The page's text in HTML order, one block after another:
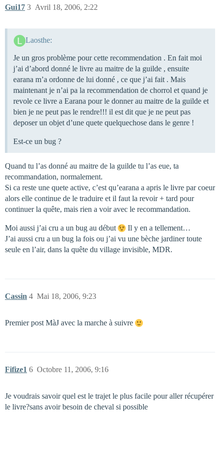
Gui17 Avril 18, 2006, 2:22
3
Laosthe:
Je un gros problème pour cette recommendation . En fait moi
j’ai d’abord donné le livre au maitre de la guilde , ensuite
earana m’a ordonne de lui donné , ce que j’ai fait . Mais
maintenant je n’ai pa la recommendation de chorrol et quand je
revole ce livre a Earana pour le donner au maitre de la guilde et
bien je ne peut pas le rendre!!! il est dit que je ne peut pas
deposer un objet d’une quete quelquechose dans le genre !
Est-ce un bug ?
Quand tu l’as donné au maitre de la guilde tu l’as eue, ta
recommandation, normalement.
Si ca reste une quete active, c’est qu’earana a apris le livre par coeur
alors elle continue de le traduire et il faut la revoir + tard pour
continuer la quête, mais rien a voir avec le recommandation.
Moi aussi j’ai cru a un bug au début
Il y en a tellement…
J’ai aussi cru a un bug la fois ou j’ai vu une bèche jardiner toute
seule en l’air, dans la quête du village invisible, MDR.
Cassin Mai 18, 2006, 9:23
4
Premier post MàJ avec la marche à suivre
Fifize1 Octobre 11, 2006, 9:16
6
Je voudrais savoir quel est le trajet le plus facile pour aller récupérer
le livre?sans avoir besoin de cheval si possible